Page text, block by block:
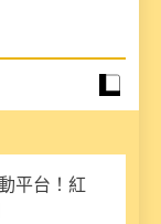
動平台！紅